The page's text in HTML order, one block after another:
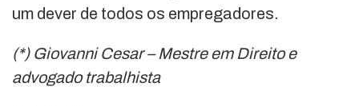
um dever de todos os empregadores.
(*) Giovanni Cesar – Mestre em Direito e
advogado trabalhista